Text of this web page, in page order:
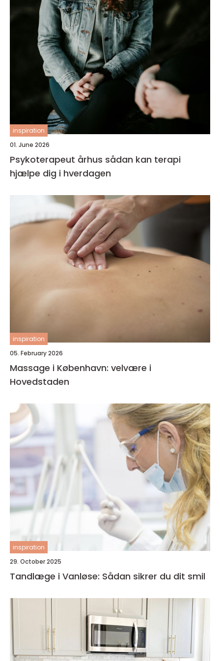
inspiration
01. June 2026
Psykoterapeut århus sådan kan terapi
hjælpe dig i hverdagen
inspiration
05. February 2026
Massage i København: velvære i
Hovedstaden
inspiration
29. October 2025
Tandlæge i Vanløse: Sådan sikrer du dit smil